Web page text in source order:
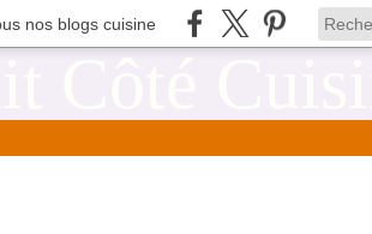
nos blogs cuisine